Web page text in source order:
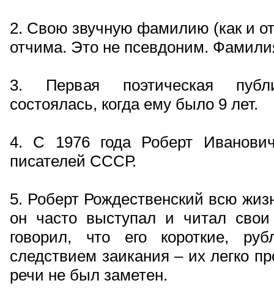
2. Свою звучную фамилию (как и
отчима. Это не псевдоним.
3. Первая поэтическая
состоялась, когда ему было 9 лет.
4. С 1976 года Роберт
писателей СССР.
5. Роберт Рождественский всю
он часто выступал и читал
говорил, что его короткие,
следствием заикания – их легко
речи не был заметен.